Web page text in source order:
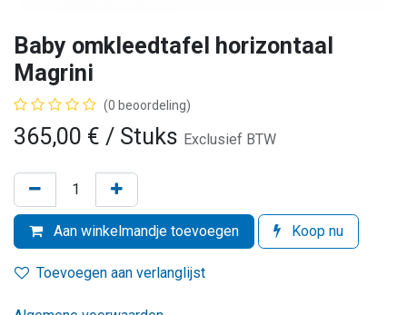
Baby omkleedtafel horizontaal
Magrini
(0 beoordeling)
365,00 € / Stuks Exclusief BTW
Aan winkelmandje toevoegen Koop nu
Toevoegen aan verlanglijst